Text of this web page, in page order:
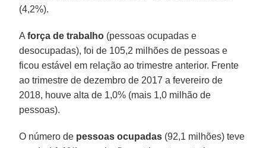
(4,2%).
Aforça de trabalho (pessoas ocupadas e
desocupadas), foi de 105,2 milhões de pessoas e
ficou estável em relação ao trimestre anterior. Frente
ao trimestre de dezembro de 2017 a fevereiro de
2018, houve alta de 1,0% (mais 1,0 milhão de
pessoas).
O número de pessoas ocupadas (92,1 milhões) teve